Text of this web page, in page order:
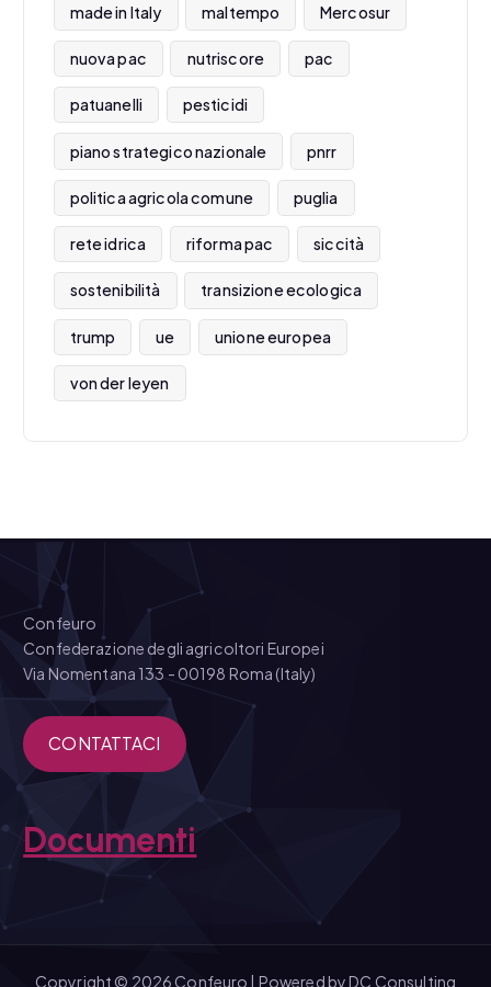
made in Italy maltempo Mercosur
nuova pac nutriscore pac
patuanelli pesticidi
piano strategico nazionale pnrr
politica agricola comune puglia
rete idrica riforma pac siccità
sostenibilità transizione ecologica
trump ue unione europea
von der leyen
Confeuro
Confederazione degli agricoltori Europei
Via Nomentana 133 - 00198 Roma (Italy)
CONTATTACI
Documenti
Copyright © 2026 Confeuro | Powered byDC Consulting